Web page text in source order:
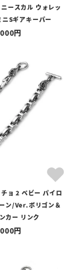
ースカル ウォレッ
Sギアキーパー
チョ 2 ベビー パイロ
ン/Ver.ポリゴン＆
カー リンク